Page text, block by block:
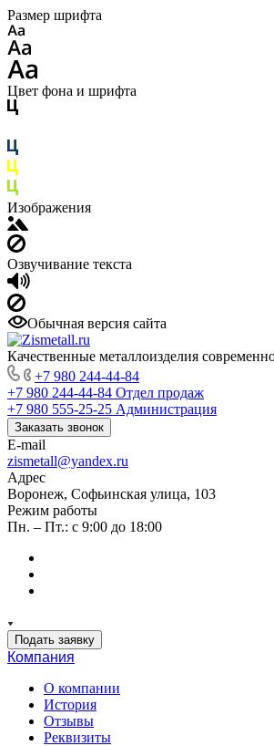
Размер шрифта
Цвет фона и шрифта
Изображения
Озвучивание текста
Обычная версия сайта
Качественные металлоизделия
+7 980 244-44-84
+7 980 244-44-84 Отдел продаж
+7 980 555-25-25 Администрация
Заказать звонок
E-mail
zismetall@yandex.ru
Адрес
Воронеж, Софьинская улица, 103
Режим работы
Пн. – Пт.: с 9:00 до 18:00
Подать заявку
Компания
О компании
История
Отзывы
Реквизиты